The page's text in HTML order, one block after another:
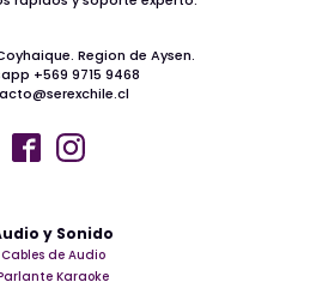
y Sonido
Cables de Audio
Karaoke
Region de Aysen.
+569 9715 9468